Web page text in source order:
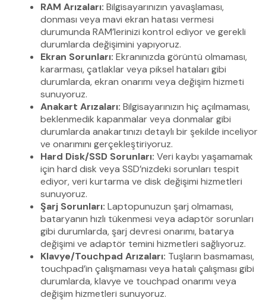
RAM Arızaları: Bilgisayarınızın yavaşlaması,
donması veya mavi ekran hatası vermesi
durumunda RAM’lerinizi kontrol ediyor ve gerekli
durumlarda değişimini yapıyoruz.
Ekran Sorunları: Ekranınızda görüntü olmaması,
kararması, çatlaklar veya piksel hataları gibi
durumlarda, ekran onarımı veya değişim hizmeti
sunuyoruz.
Anakart Arızaları: Bilgisayarınızın hiç açılmaması,
beklenmedik kapanmalar veya donmalar gibi
durumlarda anakartınızı detaylı bir şekilde inceliyor
ve onarımını gerçekleştiriyoruz.
Hard Disk/SSD Sorunları: Veri kaybı yaşamamak
için hard disk veya SSD’nizdeki sorunları tespit
ediyor, veri kurtarma ve disk değişimi hizmetleri
sunuyoruz.
Şarj Sorunları: Laptopunuzun şarj olmaması,
bataryanın hızlı tükenmesi veya adaptör sorunları
gibi durumlarda, şarj devresi onarımı, batarya
değişimi ve adaptör temini hizmetleri sağlıyoruz.
Klavye/Touchpad Arızaları: Tuşların basmaması,
touchpad’in çalışmaması veya hatalı çalışması gibi
durumlarda, klavye ve touchpad onarımı veya
değişim hizmetleri sunuyoruz.